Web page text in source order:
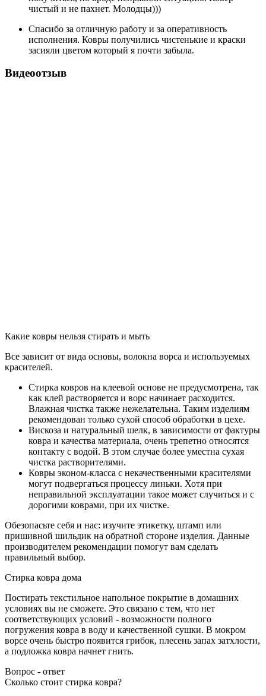
чистый и не пахнет. Молодцы)))
Спасибо за отличную работу и за оперативность
исполнения. Ковры получились чистенькие и краски
засияли цветом который я почти забыла.
Видеоотзыв
Какие ковры нельзя стирать и мыть
Все зависит от вида основы, волокна ворса и используемых
красителей.
Стирка ковров на клеевой основе не предусмотрена, так
как клей растворяется и ворс начинает расходится.
Влажная чистка также нежелательна. Таким изделиям
рекомендован только сухой способ обработки в цехе.
Вискоза и натуральный шелк, в зависимости от фактуры
ковра и качества материала, очень трепетно относятся
контакту с водой. В этом случае более уместна сухая
чистка растворителями.
Ковры эконом-класса с некачественными красителями
могут подвергаться процессу линьки. Хотя при
неправильной эксплуатации такое может случиться и с
дорогими коврами, при их чистке.
Обезопасьте себя и нас: изучите этикетку, штамп или
пришивной шильдик на обратной стороне изделия. Данные
производителем рекомендации помогут вам сделать
правильный выбор.
Стирка ковра дома
Постирать текстильное напольное покрытие в домашних
условиях вы не сможете. Это связано с тем, что нет
соответствующих условий - возможности полного
погружения ковра в воду и качественной сушки. В мокром
ворсе очень быстро появится грибок, плесень запах затхлости,
а подложка ковра начнет гнить.
Вопрос - ответ
Сколько стоит стирка ковра?